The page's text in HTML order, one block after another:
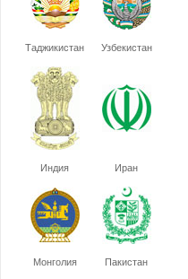
Таджикистан Узбекистан
Индия Иран
Монголия Пакистан